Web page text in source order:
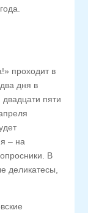
проходит в
дня в
пяти
– на
В
деликатесы,